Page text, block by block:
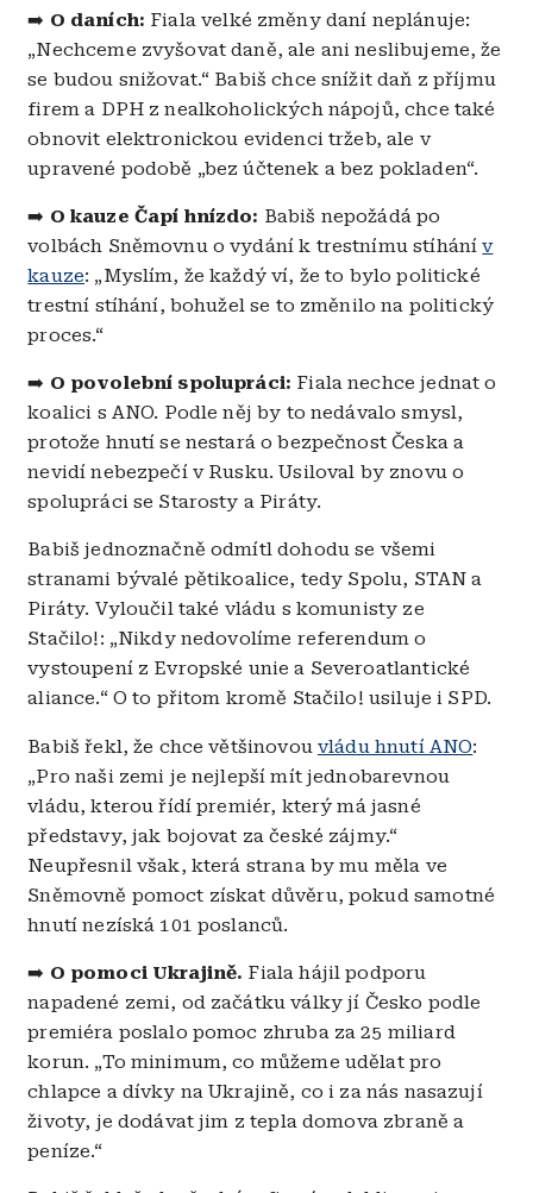
➡️ O daních: Fiala velké změny daní neplánuje:
„Nechceme zvyšovat daně, ale ani neslibujeme, že
se budou snižovat.“ Babiš chce snížit daň z příjmu
firem a DPH z nealkoholických nápojů, chce také
obnovit elektronickou evidenci tržeb, ale v
upravené podobě „bez účtenek a bez pokladen“.
➡️ O kauze Čapí hnízdo: Babiš nepožádá po
volbách Sněmovnu o vydání k trestnímu stíhánív
kauze: „Myslím, že každý ví, že to bylo politické
trestní stíhání, bohužel se to změnilo na politický
proces.“
➡️ O povolební spolupráci: Fiala nechce jednat o
koalici s ANO. Podle něj by to nedávalo smysl,
protože hnutí se nestará o bezpečnost Česka a
nevidí nebezpečí v Rusku. Usiloval by znovu o
spolupráci se Starosty a Piráty.
Babiš jednoznačně odmítl dohodu se všemi
stranami bývalé pětikoalice, tedy Spolu, STAN a
Piráty. Vyloučil také vládu s komunisty ze
Stačilo!: „Nikdy nedovolíme referendum o
vystoupení z Evropské unie a Severoatlantické
aliance.“ O to přitom kromě Stačilo! usiluje i SPD.
Babiš řekl, že chce většinovouvládu hnutí ANO:
„Pro naši zemi je nejlepší mít jednobarevnou
vládu, kterou řídí premiér, který má jasné
představy, jak bojovat za české zájmy.“
Neupřesnil však, která strana by mu měla ve
Sněmovně pomoct získat důvěru, pokud samotné
hnutí nezíská 101 poslanců.
➡️ O pomoci Ukrajině. Fiala hájil podporu
napadené zemi, od začátku války jí Česko podle
premiéra poslalo pomoc zhruba za 25 miliard
korun. „To minimum, co můžeme udělat pro
chlapce a dívky na Ukrajině, co i za nás nasazují
životy, je dodávat jim z tepla domova zbraně a
peníze.“